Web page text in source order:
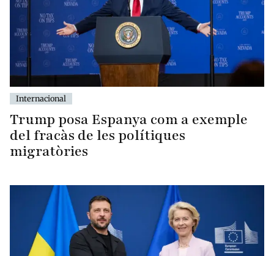
Internacional
Trump posa Espanya com a exemple
del fracàs de les polítiques
migratòries